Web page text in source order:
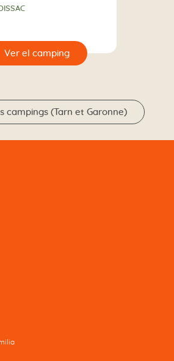
campings (Tarn et Garonne)